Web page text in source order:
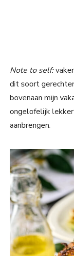
Note to self:
dit soort
bovenaan mijn
ongelofelijk lekker
aanbrengen.